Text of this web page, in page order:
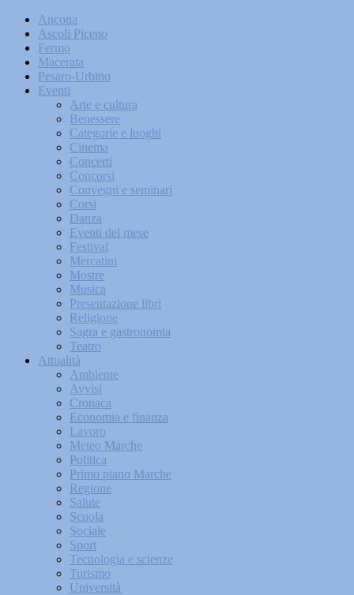
Ancona
Ascoli Piceno
Fermo
Macerata
Pesaro-Urbino
Eventi
Arte e cultura
Benessere
Categorie e luoghi
Cinema
Concerti
Concorsi
Convegni e seminari
Corsi
Danza
Eventi del mese
Festival
Mercatini
Mostre
Musica
Presentazione libri
Religione
Sagra e gastronomia
Teatro
Attualità
Ambiente
Avvisi
Cronaca
Economia e finanza
Lavoro
Meteo Marche
Politica
Primo piano Marche
Regione
Salute
Scuola
Sociale
Sport
Tecnologia e scienze
Turismo
Università